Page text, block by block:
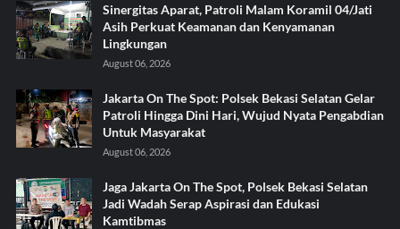
Sinergitas Aparat, Patroli Malam Koramil 04/Jati
Asih Perkuat Keamanan dan Kenyamanan
Lingkungan
August 06, 2026
Jakarta On The Spot: Polsek Bekasi Selatan Gelar
Patroli Hingga Dini Hari, Wujud Nyata Pengabdian
Untuk Masyarakat
August 06, 2026
Jaga Jakarta On The Spot, Polsek Bekasi Selatan
Jadi Wadah Serap Aspirasi dan Edukasi
Kamtibmas